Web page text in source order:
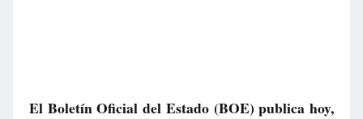
El Boletín Oficial del Estado (BOE) publica hoy,